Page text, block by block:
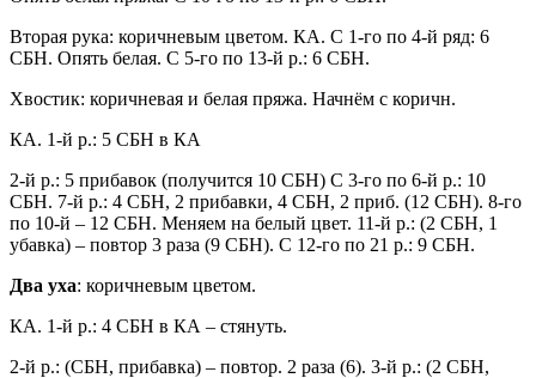
Вторая рука: коричневым цветом. КА. С 1-го по 4-й ряд: 6
СБН. Опять белая. С 5-го по 13-й р.: 6 СБН.
Хвостик: коричневая и белая пряжа. Начнём с коричн.
КА. 1-й р.: 5 СБН в КА
2-й р.: 5 прибавок (получится 10 СБН) С 3-го по 6-й р.: 10
СБН. 7-й р.: 4 СБН, 2 прибавки, 4 СБН, 2 приб. (12 СБН). 8-го
по 10-й – 12 СБН. Меняем на белый цвет. 11-й р.: (2 СБН, 1
убавка) – повтор 3 раза (9 СБН). С 12-го по 21 р.: 9 СБН.
Два уха: коричневым цветом.
КА. 1-й р.: 4 СБН в КА – стянуть.
2-й р.: (СБН, прибавка) – повтор. 2 раза (6). 3-й р.: (2 СБН,